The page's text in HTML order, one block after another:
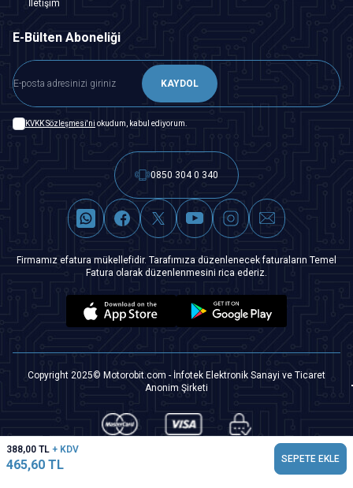
388,00 TL + KDV
465,60 TL SEPETE EKLE
İletişim
E-Bülten Aboneliği
KAYDOL
KVKK Sözleşmesi'ni okudum, kabul ediyorum.
0850 304 0 340
Firmamız efatura mükellefidir. Tarafımıza düzenlenecek faturaların Temel
Fatura olarak düzenlenmesini rica ederiz.
Copyright 2025© Motorobit.com - İnfotek Elektronik Sanayi ve Ticaret
Anonim Şirketi